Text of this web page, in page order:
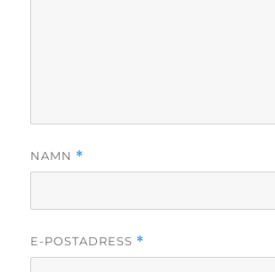
NAMN *
E-POSTADRESS *